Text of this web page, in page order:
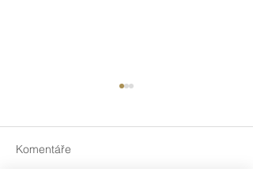
Komentáře